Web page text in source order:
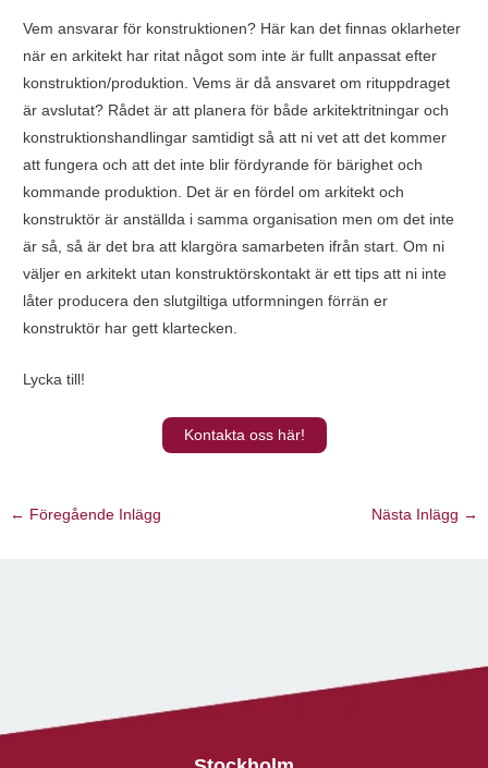
Vem ansvarar för konstruktionen? Här kan det finnas oklarheter
när en arkitekt har ritat något som inte är fullt anpassat efter
konstruktion/produktion. Vems är då ansvaret om rituppdraget
är avslutat? Rådet är att planera för både arkitektritningar och
konstruktionshandlingar samtidigt så att ni vet att det kommer
att fungera och att det inte blir fördyrande för bärighet och
kommande produktion. Det är en fördel om arkitekt och
konstruktör är anställda i samma organisation men om det inte
är så, så är det bra att klargöra samarbeten ifrån start. Om ni
väljer en arkitekt utan konstruktörskontakt är ett tips att ni inte
låter producera den slutgiltiga utformningen förrän er
konstruktör har gett klartecken.
Lycka till!
Kontakta oss här!
← Föregående Inlägg Nästa Inlägg →